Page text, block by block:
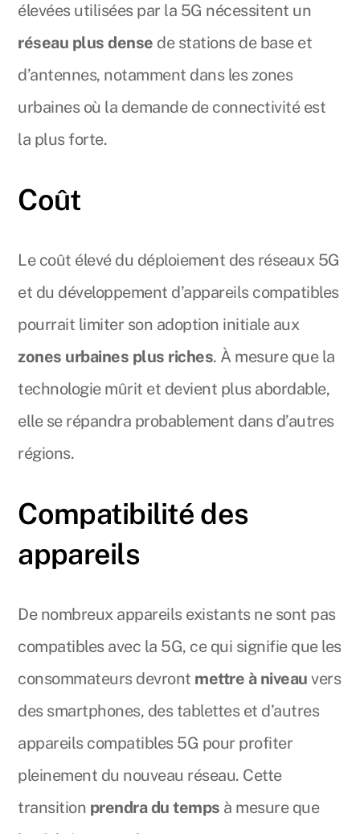
élevées utilisées par la 5G nécessitent un
réseau plus dense de stations de base et
d’antennes, notamment dans les zones
urbaines où la demande de connectivité est
la plus forte.
Coût
Le coût élevé du déploiement des réseaux 5G
et du développement d’appareils compatibles
pourrait limiter son adoption initiale aux
zones urbaines plus riches. À mesure que la
technologie mûrit et devient plus abordable,
elle se répandra probablement dans d’autres
régions.
Compatibilité des
appareils
De nombreux appareils existants ne sont pas
compatibles avec la 5G, ce qui signifie que les
consommateurs devront mettre à niveau vers
des smartphones, des tablettes et d’autres
appareils compatibles 5G pour profiter
pleinement du nouveau réseau. Cette
transition prendra du temps à mesure que